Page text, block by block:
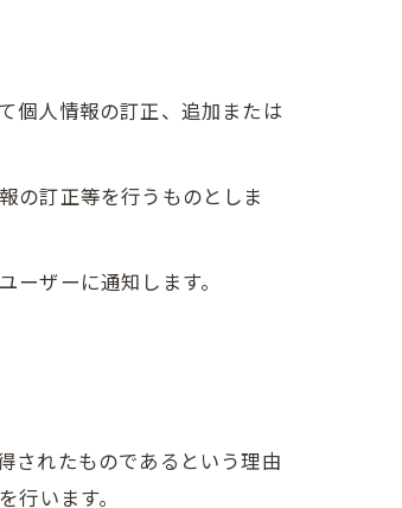
個人情報の訂正、追加または
の訂正等を行うものとしま
ザーに通知します。
されたものであるという理由
います。